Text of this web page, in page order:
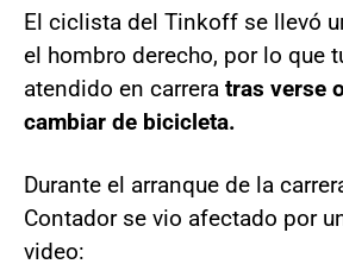
El ciclista del Tinkoff se llevó
el hombro derecho, por lo que
atendido en carrera tras verse
cambiar de bicicleta.
Durante el arranque de la
Contador se vio afectado por
video: